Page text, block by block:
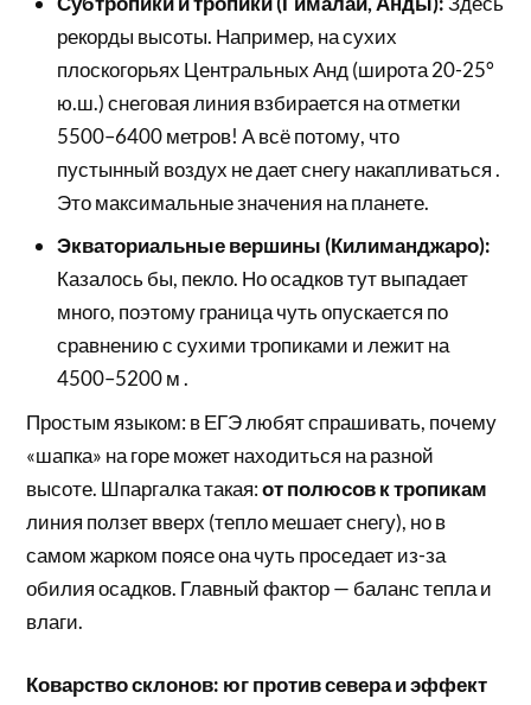
рекорды высоты. Например, на сухих
плоскогорьях Центральных Анд (широта 20-25°
ю.ш.) снеговая линия взбирается на отметки
5500–6400 метров! А всё потому, что
пустынный воздух не дает снегу накапливаться .
Это максимальные значения на планете.
Экваториальные вершины (Килиманджаро):
Казалось бы, пекло. Но осадков тут выпадает
много, поэтому граница чуть опускается по
сравнению с сухими тропиками и лежит на
4500–5200 м .
Простым языком: в ЕГЭ любят спрашивать, почему
«шапка» на горе может находиться на разной
высоте. Шпаргалка такая:от полюсов к тропикам
линия ползет вверх (тепло мешает снегу), но в
самом жарком поясе она чуть проседает из-за
обилия осадков. Главный фактор — баланс тепла и
влаги.
Коварство склонов: юг против севера и эффект